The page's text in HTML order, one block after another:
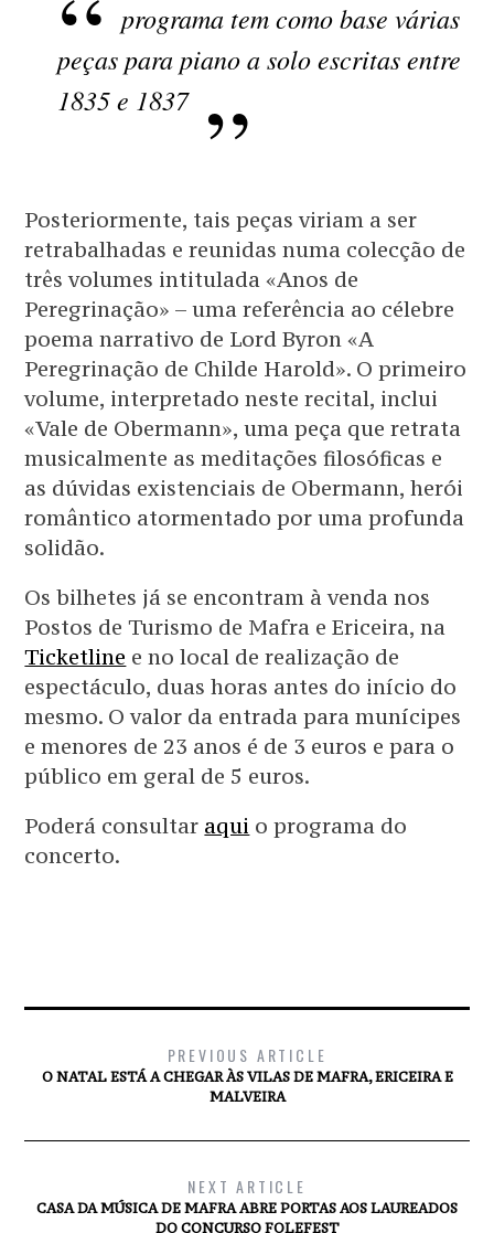
programa tem como base várias
peças para piano a solo escritas entre
1835 e 1837
Posteriormente, tais peças viriam a ser
retrabalhadas e reunidas numa colecção de
três volumes intitulada «Anos de
Peregrinação» – uma referência ao célebre
poema narrativo de Lord Byron «A
Peregrinação de Childe Harold». O primeiro
volume, interpretado neste recital, inclui
«Vale de Obermann», uma peça que retrata
musicalmente as meditações filosóficas e
as dúvidas existenciais de Obermann, herói
romântico atormentado por uma profunda
solidão.
Os bilhetes já se encontram à venda nos
Postos de Turismo de Mafra e Ericeira, na
Ticketline e no local de realização de
espectáculo, duas horas antes do início do
mesmo. O valor da entrada para munícipes
e menores de 23 anos é de 3 euros e para o
público em geral de 5 euros.
Poderá consultar aqui o programa do
concerto.
PREVIOUS ARTICLE
O NATAL ESTÁ A CHEGAR ÀS VILAS DE MAFRA, ERICEIRA E
MALVEIRA
NEXT ARTICLE
CASA DA MÚSICA DE MAFRA ABRE PORTAS AOS LAUREADOS
DO CONCURSO FOLEFEST